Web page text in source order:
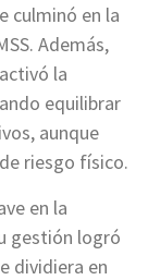
culminó en la
Además,
la
equilibrar
aunque
riesgo físico.
en la
gestión logró
dividiera en